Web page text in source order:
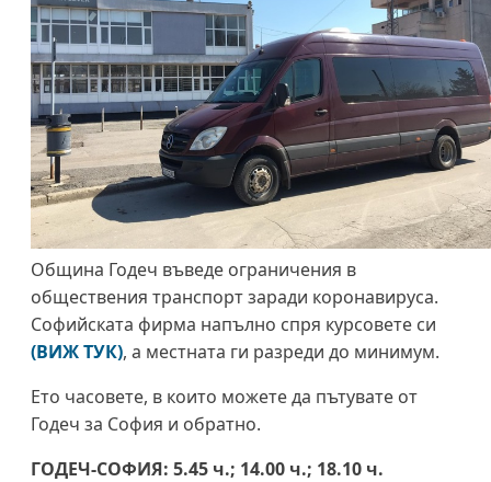
Община Годеч въведе ограничения в
обществения транспорт заради коронавируса.
Софийската фирма напълно спря курсовете си
(ВИЖ ТУК), а местната ги разреди до минимум.
Ето часовете, в които можете да пътувате от
Годеч за София и обратно.
ГОДЕЧ-СОФИЯ: 5.45 ч.; 14.00 ч.; 18.10 ч.